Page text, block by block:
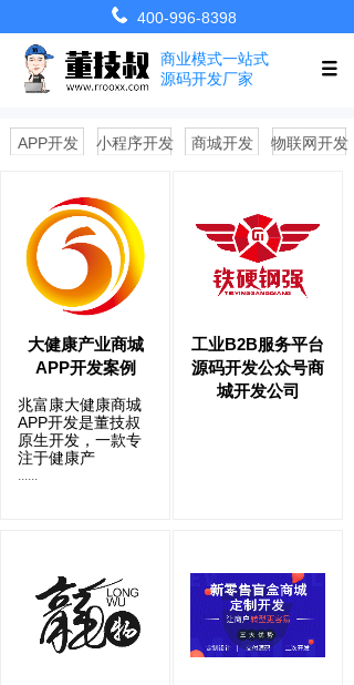
400-996-8398
商业模式一站式
源码开发厂家
物联网开发
小程序开发 商城开发
APP开发
大健康产业商城
APP开发案例
兆富康大健康商城
APP开发是董技叔
原生开发，一款专
注于健康产
......
工业B2B服务平台
源码开发公众号商
城开发公司